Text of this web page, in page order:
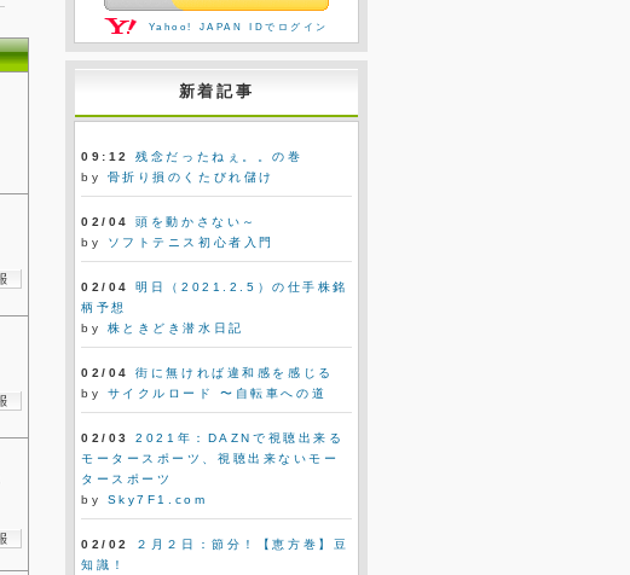
Yahoo! JAPAN IDでログイン
新着記事
09:12
残念だったねぇ。。の巻
by 骨折り損のくたびれ儲け
02/04
頭を動かさない～
by
ソフトテニス初心者入門
02/04
明日（2021.2.5）の仕手株銘
柄予想
by 株ときどき潜水日記
02/04
街に無ければ違和感を感じる
by サイクルロード 〜自転車への道
02/03
2021年：DAZNで視聴出来る
モータースポーツ、視聴出来ないモー
タースポーツ
by Sky7F1.com
02/02
２月２日：節分！【恵方巻】豆
知識！